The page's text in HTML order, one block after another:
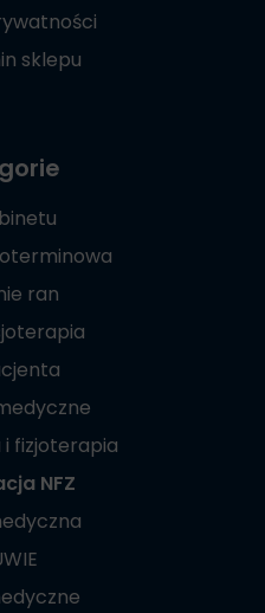
sklepu
ran
fizjoterapia
NFZ